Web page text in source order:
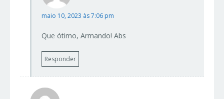
maio 10, 2023 às 7:06 pm
Que ótimo, Armando! Abs
Responder